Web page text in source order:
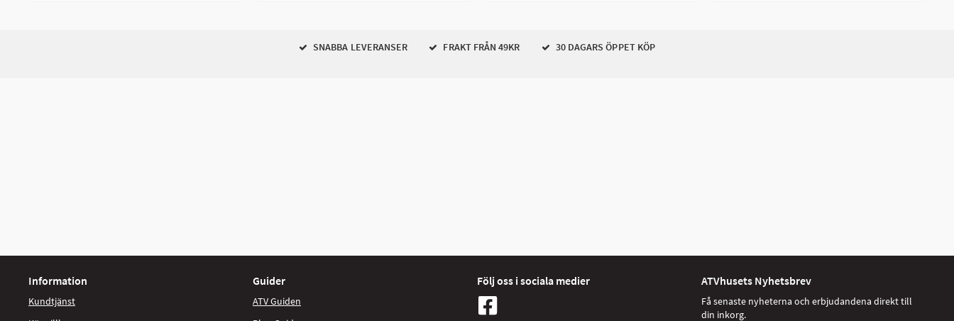
SNABBA LEVERANSER FRAKT FRÅN 49KR 30 DAGARS ÖPPET KÖP
Information
Kundtjänst
Guider
ATV Guiden
Följ oss i sociala medier ATVhusets Nyhetsbrev
Få senaste nyheterna och erbjudandena direkt till
din inkorg.